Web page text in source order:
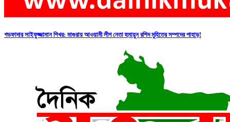
গডফাদার সাইফুজ্জামান শিখর: মাগুরায় আওয়ামী লীগ নেতা হুমায়ুন রশিদ মুহিতের সম্পদের পাহাড়!